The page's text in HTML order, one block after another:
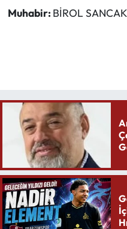
Muhabir: BİROL SANCAK